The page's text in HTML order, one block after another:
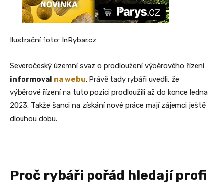
Ilustrační foto: InRybar.cz
Severočeský územní svaz o prodloužení výběrového řízení
informoval na webu. Právě tady rybáři uvedli, že
výběrové řízení na tuto pozici prodloužili až do konce ledna
2023. Takže šanci na získání nové práce mají zájemci ještě
dlouhou dobu.
Proč rybáři pořád hledají profi